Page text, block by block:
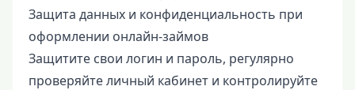
Защита данных и конфиденциальность при
оформлении онлайн-займов
Защитите свои логин и пароль, регулярно
проверяйте личный кабинет и контролируйте